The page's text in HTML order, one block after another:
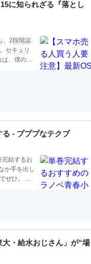
たりしな
が搭載さ
ウンドと
に知られざる『落とし
2段階認
セキュリ
、僕の手
＋FRPで
複雑で素
いること
- プププなテクブ
結するお
か手を出し
ぜひ。 君
もそこそ
プールで
で死ねな
・給水おじさん」が“場